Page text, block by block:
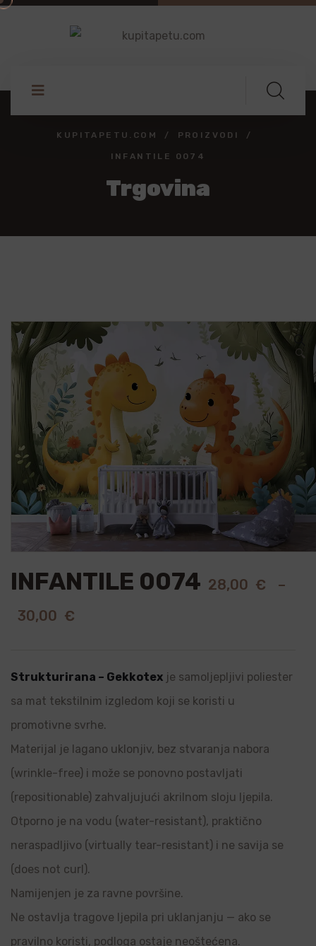
KUPITAPETU.COM PROIZVODI
INFANTILE 0074
Trgovina
🔍
INFANTILE 0074 28,00 €
–
30,00 €
Strukturirana – Gekkotex je samoljepljivi poliester
sa mat tekstilnim izgledom koji se koristi u
promotivne svrhe.
Materijal je lagano uklonjiv, bez stvaranja nabora
(wrinkle-free) i može se ponovno postavljati
(repositionable) zahvaljujući akrilnom sloju ljepila.
Otporno je na vodu (water-resistant), praktično
neraspadljivo (virtually tear-resistant) i ne savija se
(does not curl).
Namijenjen je za ravne površine.
Ne ostavlja tragove ljepila pri uklanjanju — ako se
pravilno koristi, podloga ostaje neoštećena.